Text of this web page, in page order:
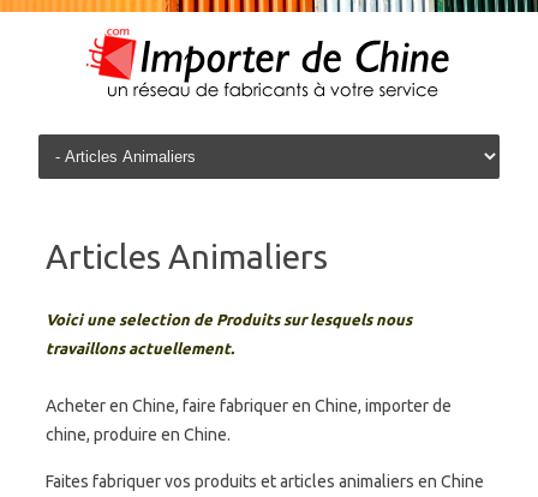
Skip to content
Articles Animaliers
Voici une selection de Produits sur lesquels nous
travaillons actuellement.
Acheter en Chine, faire fabriquer en Chine, importer de
chine, produire en Chine.
Faites fabriquer vos produits et articles animaliers en Chine